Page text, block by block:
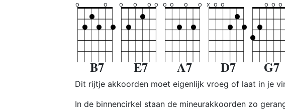
o o
B7
o o o o
E7
o o o o
A7
x o o
D7
o o o
G7
Dit rijtje akkoorden moet eigenlijk vroeg of laat in je
In de binnencirkel staan de mineurakkoorden zo